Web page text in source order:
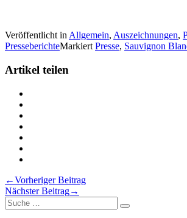
Veröffentlicht inAllgemein, Auszeichnungen,
PresseberichteMarkiertPresse, Sauvignon
Artikel teilen
Pinterest
auf
Xing
Genuss!
via
Email
auf
Genuss!
Beitragsnavigation
←Vorheriger Beitrag
Nächster Beitrag→
Suche
nach:
Suche